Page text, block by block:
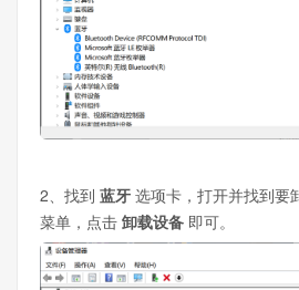
2、找到 蓝牙 选项卡，打开并找到要
菜单，点击 卸载设备 即可。